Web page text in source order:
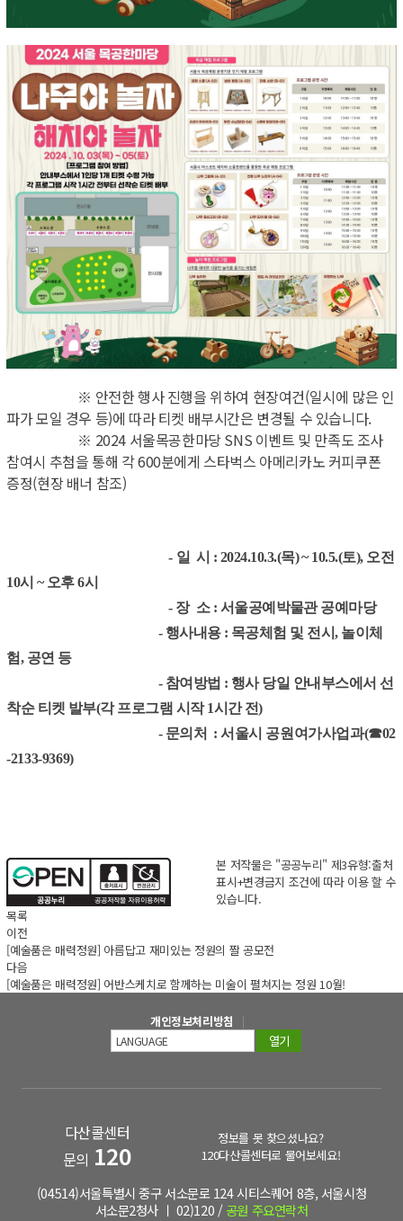
※ 안전한 행사 진행을 위하여 현장여건(일시에 많은 인
파가 모일 경우 등)에 따라 티켓 배부시간은 변경될 수 있습니다.
※ 2024 서울목공한마당 SNS 이벤트 및 만족도 조사
참여시 추첨을 통해 각 600분에게 스타벅스 아메리카노 커피쿠폰
증정(현장 배너 참조)
- 일 시 : 2024.10.3.(목) ~ 10.5.(토), 오전
10시 ~ 오후 6시
- 장 소 : 서울공예박물관 공예마당
행사내용 : 목공체험 및 전시, 놀이체
험, 공연 등
참여방법 : 행사 당일 안내부스에서 선
착순 티켓 발부(각 프로그램 시작 1시간 전)
- 문의처 : 서울시 공원여가사업과(☎02
-2133-9369)
본 저작물은 "공공누리" 제3유형:출처
표시+변경금지 조건에 따라 이용 할 수
있습니다.
목록
이전
[예술품은 매력정원] 아름답고 재미있는 정원의 짤 공모전
다음
[예술품은 매력정원] 어반스케치로 함께하는 미술이 펼쳐지는 정원 10월!
개인정보처리방침
열기
다산콜센터
문의 120
정보를 못 찾으셨나요?
120다산콜센터로 물어보세요!
(04514)서울특별시 중구 서소문로 124 시티스퀘어 8층, 서울시청
서소문2청사 ㅣ 02)120 /공원 주요연락처